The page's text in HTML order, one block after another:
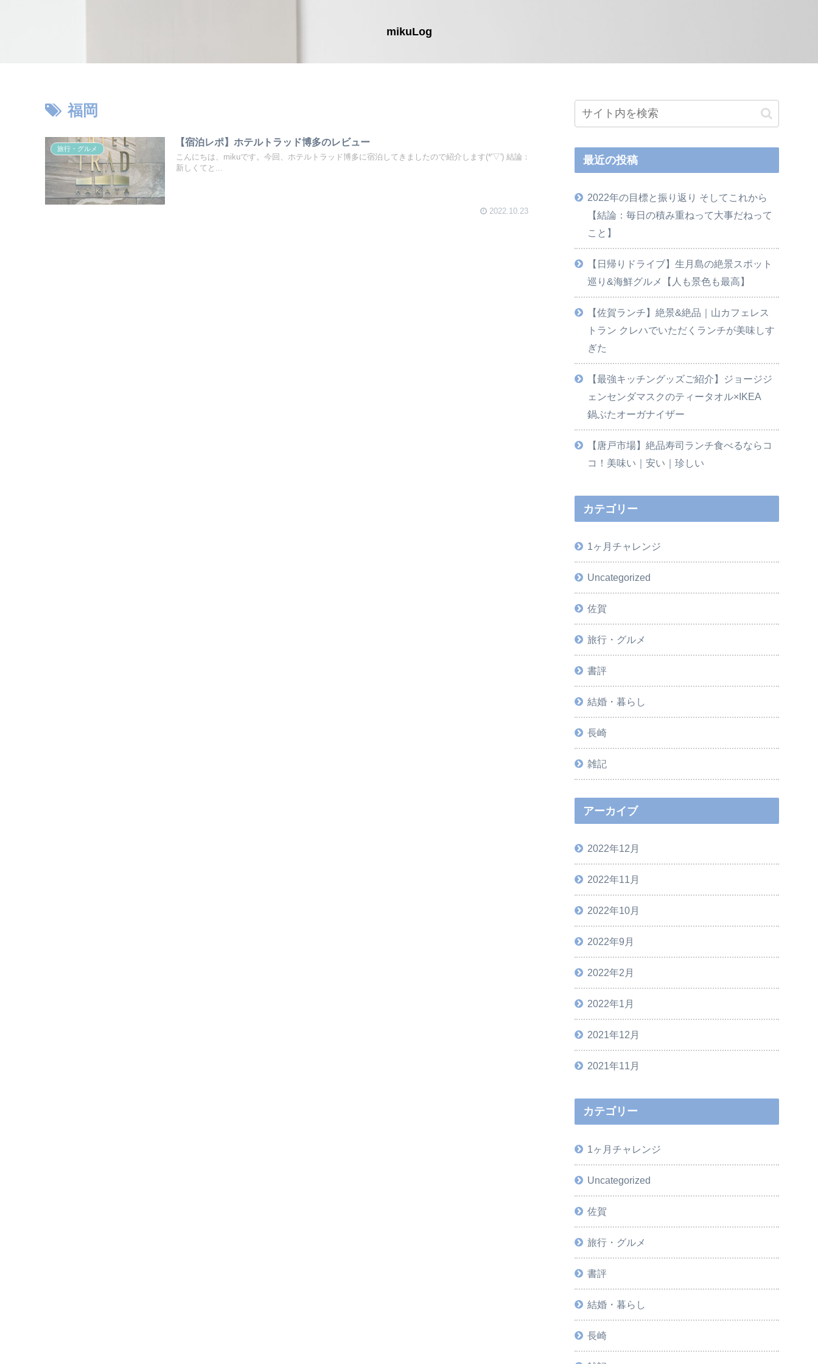
mikuLog
福岡
旅行・グルメ
【宿泊レポ】ホテルトラッド博多のレビュー
こんにちは、mikuです。今回、ホテルトラッド博多に宿泊してきましたので紹介します(*'▽') 結論：
新しくてと...
2022.10.23
最近の投稿
2022年の目標と振り返り そしてこれから
【結論：毎日の積み重ねって大事だねって
こと】
【日帰りドライブ】生月島の絶景スポット
巡り&海鮮グルメ【人も景色も最高】
【佐賀ランチ】絶景&絶品｜山カフェレス
トラン クレハでいただくランチが美味しす
ぎた
【最強キッチングッズご紹介】ジョージジ
ェンセンダマスクのティータオル×IKEA
鍋ぶたオーガナイザー
【唐戸市場】絶品寿司ランチ食べるならコ
コ！美味い｜安い｜珍しい
カテゴリー
1ヶ月チャレンジ
Uncategorized
佐賀
旅行・グルメ
書評
結婚・暮らし
長崎
雑記
アーカイブ
2022年12月
2022年11月
2022年10月
2022年9月
2022年2月
2022年1月
2021年12月
2021年11月
カテゴリー
1ヶ月チャレンジ
Uncategorized
佐賀
旅行・グルメ
書評
結婚・暮らし
長崎